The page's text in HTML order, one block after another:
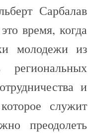
Сарбалав
время, когда
молодежи из
и
служит
преодолеть